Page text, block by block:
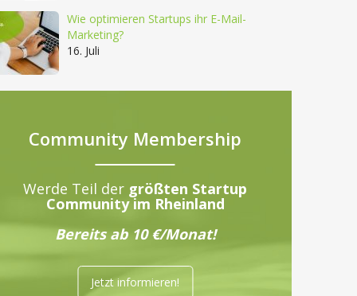
Wie optimieren Startups ihr E-Mail-
Marketing?
16. Juli
Community Membership
Werde Teil der größten Startup
Community im Rheinland
Bereits ab 10 €/Monat!
Jetzt informieren!